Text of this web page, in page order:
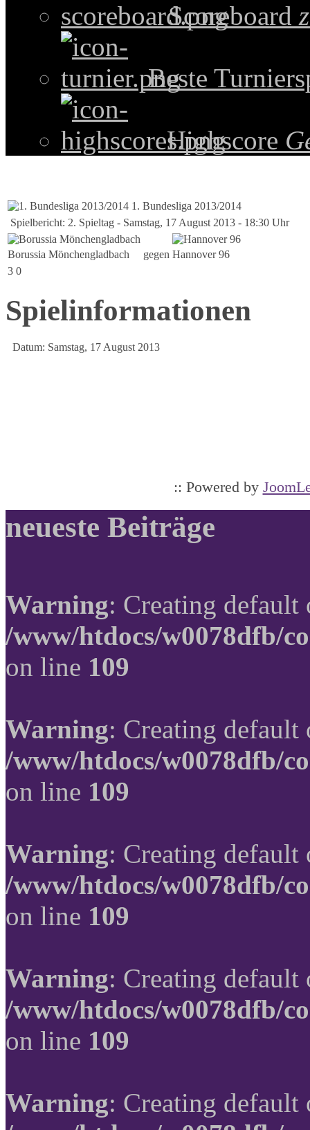
Scoreboard
Beste
Highscore
1. Bundesliga 2013/2014
Spielbericht: 2. Spieltag - Samstag, 17 August 2013 - 18:30 Uhr
Borussia Mönchengladbach gegen Hannover 96
3 0
Spielinformationen
Datum: Samstag, 17 August 2013
:: Powered by
neueste Beiträge
Warning: Creating
/www/htdocs/w0078dfb/
on line 109
Warning: Creating
/www/htdocs/w0078dfb/
on line 109
Warning: Creating
/www/htdocs/w0078dfb/
on line 109
Warning: Creating
/www/htdocs/w0078dfb/
on line 109
Warning: Creating